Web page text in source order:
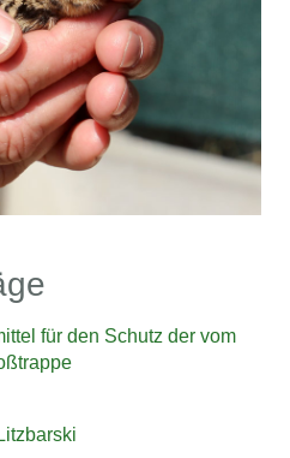
für den Schutz der vom